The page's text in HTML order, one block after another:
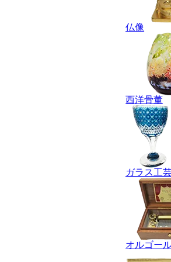
仏像
西洋骨董
ガラス工
オルゴー